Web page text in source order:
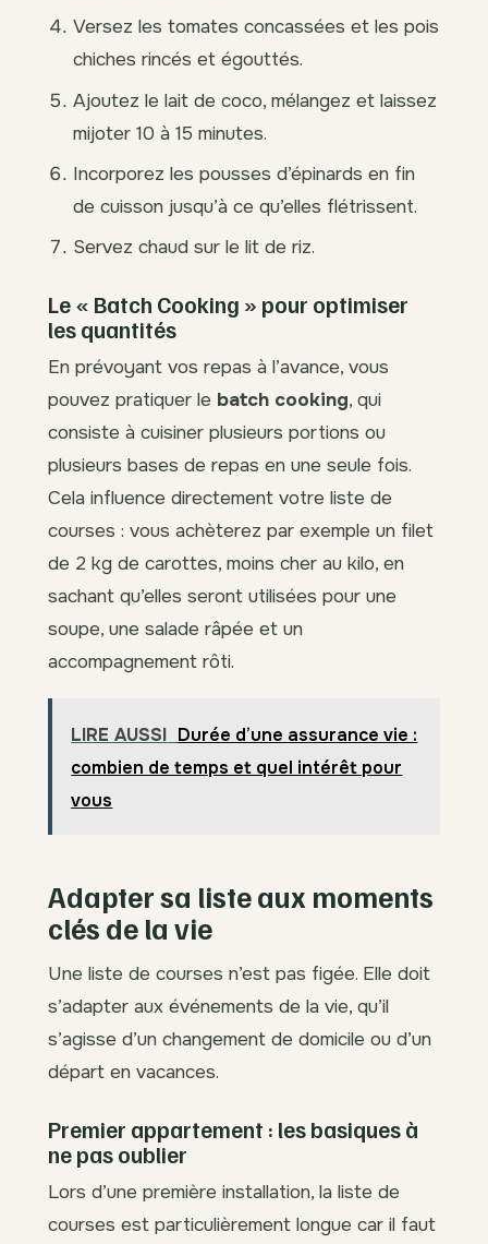
Versez les tomates concassées et les pois
chiches rincés et égouttés.
Ajoutez le lait de coco, mélangez et laissez
mijoter 10 à 15 minutes.
Incorporez les pousses d’épinards en fin
de cuisson jusqu’à ce qu’elles flétrissent.
Servez chaud sur le lit de riz.
Le « Batch Cooking » pour optimiser
les quantités
En prévoyant vos repas à l’avance, vous
pouvez pratiquer le batch cooking, qui
consiste à cuisiner plusieurs portions ou
plusieurs bases de repas en une seule fois.
Cela influence directement votre liste de
courses : vous achèterez par exemple un filet
de 2 kg de carottes, moins cher au kilo, en
sachant qu’elles seront utilisées pour une
soupe, une salade râpée et un
accompagnement rôti.
LIRE AUSSI Durée d’une assurance vie :
combien de temps et quel intérêt pour
vous
Adapter sa liste aux moments
clés de la vie
Une liste de courses n’est pas figée. Elle doit
s’adapter aux événements de la vie, qu’il
s’agisse d’un changement de domicile ou d’un
départ en vacances.
Premier appartement : les basiques à
ne pas oublier
Lors d’une première installation, la liste de
courses est particulièrement longue car il faut